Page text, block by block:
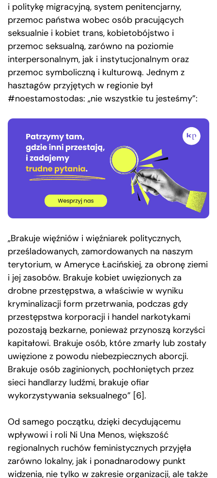
i politykę migracyjną, system penitencjarny,
przemoc państwa wobec osób pracujących
seksualnie i kobiet trans, kobietobójstwo i
przemoc seksualną, zarówno na poziomie
interpersonalnym, jak i instytucjonalnym oraz
przemoc symboliczną i kulturową. Jednym z
hasztagów przyjętych w regionie był
#noestamostodas: „nie wszystkie tu jesteśmy”:
„Brakuje więźniów i więźniarek politycznych,
prześladowanych, zamordowanych na naszym
terytorium, w Ameryce Łacińskiej, za obronę ziemi
i jej zasobów. Brakuje kobiet uwięzionych za
drobne przestępstwa, a właściwie w wyniku
kryminalizacji form przetrwania, podczas gdy
przestępstwa korporacji i handel narkotykami
pozostają bezkarne, ponieważ przynoszą korzyści
kapitałowi. Brakuje osób, które zmarły lub zostały
uwięzione z powodu niebezpiecznych aborcji.
Brakuje osób zaginionych, pochłoniętych przez
sieci handlarzy ludźmi, brakuje ofiar
wykorzystywania seksualnego” [6].
Od samego początku, dzięki decydującemu
wpływowi i roli Ni Una Menos, większość
regionalnych ruchów feministycznych przyjęła
zarówno lokalny, jak i ponadnarodowy punkt
widzenia, nie tylko w zakresie organizacji, ale także